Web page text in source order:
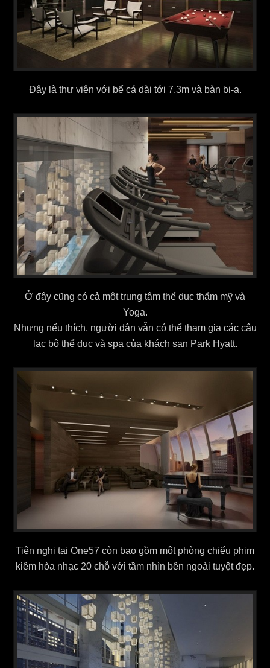
Đây là thư viện với bể cá dài tới 7,3m và bàn bi-a.
Ở đây cũng có cả một trung tâm thể dục thẩm mỹ và
Yoga.
Nhưng nếu thích, người dân vẫn có thể tham gia các câu
lạc bộ thể dục và spa của khách sạn Park Hyatt.
Tiện nghi tại One57 còn bao gồm một phòng chiếu phim
kiêm hòa nhạc 20 chỗ với tầm nhìn bên ngoài tuyệt đẹp.